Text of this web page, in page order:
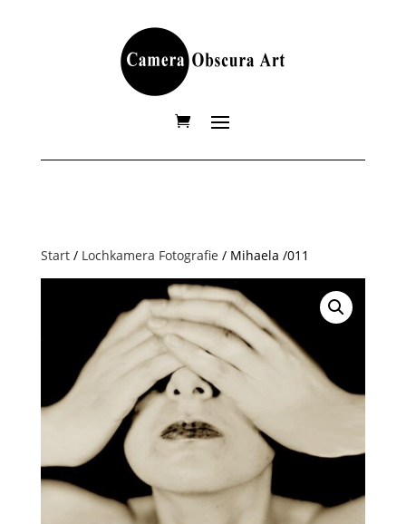
Start/ Lochkamera Fotografie / Mihaela /011